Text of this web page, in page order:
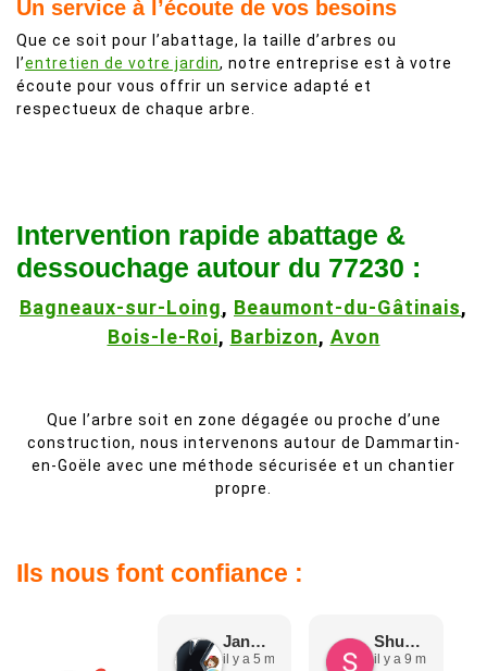
Un service à l’écoute de vos besoins
Que ce soit pour l’abattage, la taille d’arbres ou
l’entretien de votre jardin, notre entreprise est à votre
écoute pour vous offrir un service adapté et
respectueux de chaque arbre.
Intervention rapide abattage &
dessouchage autour du 77230 :
Bagneaux-sur-Loing, Beaumont-du-Gâtinais,
Bois-le-Roi, Barbizon, Avon
Que l’arbre soit en zone dégagée ou proche d’une
construction, nous intervenons autour de Dammartin-
en-Goële avec une méthode sécurisée et un chantier
propre.
Ils nous font confiance :
Jane D.
il y a 5 mois
Shuang & Jean K.
il y a 9 mois